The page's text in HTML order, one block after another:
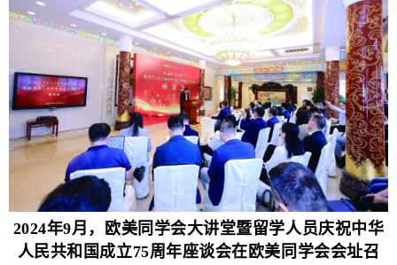
2024年9月，欧美同学会大讲堂暨留学人员庆祝中华
人民共和国成立75周年座谈会在欧美同学会会址召